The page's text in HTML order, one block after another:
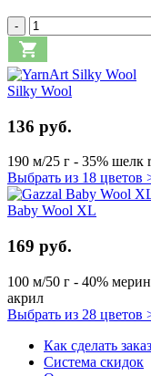
-
Silky Wool
136 руб.
190 м/25 г - 35% шелк
Выбрать из 18 цветов
Baby Wool XL
169 руб.
100 м/50 г - 40%
акрил
Выбрать из 28 цветов
Как сделать заказ
Система скидок